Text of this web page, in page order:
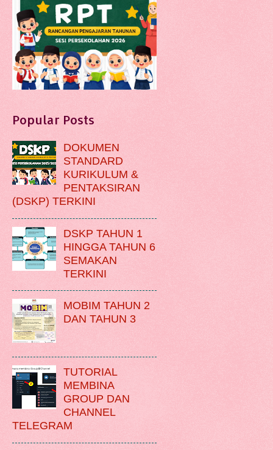
Popular Posts
DOKUMEN
STANDARD
KURIKULUM &
PENTAKSIRAN
(DSKP) TERKINI
DSKP TAHUN 1
HINGGA TAHUN 6
SEMAKAN
TERKINI
MOBIM TAHUN 2
DAN TAHUN 3
TUTORIAL
MEMBINA
GROUP DAN
CHANNEL
TELEGRAM